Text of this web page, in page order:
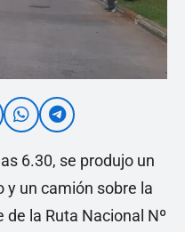
6.30, se produjo un
y un camión sobre la
la Ruta Nacional Nº